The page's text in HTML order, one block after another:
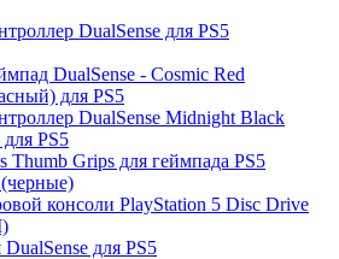
DualSense для PS5
DualSense - Cosmic Red
для PS5
DualSense Midnight Black
PS5
Thumb Grips для геймпада PS5
консоли PlayStation 5 Disc Drive
для PS5